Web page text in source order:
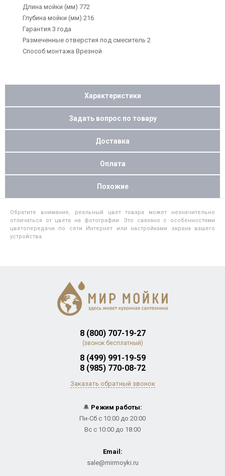
Длина мойки (мм) 772
Глубина мойки (мм) 216
Гарантия 3 года
Размеченные отверстия под смеситель 2
Способ монтажа Врезной
Характеристики
Задать вопрос по товару
Доставка
Оплата
Похожие
Обратите внимание, реальный цвет товара может незначительно
отличаться от цвета на фотографии. Это связано с особенностями
цветопередачи по сети Интернет или настройками экрана вашего
устройства.
8 (800) 707-19-27
(звонок бесплатный)
8 (499) 991-19-59
8 (985) 770-08-72
Заказать обратный звонок
🔔 Режим работы:
Пн-Сб с 10:00 до 20:00
Вс с 10:00 до 18:00
Email:
sale@mirmoyki.ru